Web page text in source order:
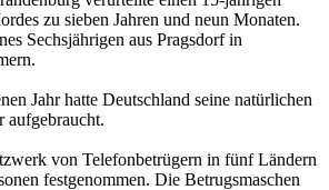
zu sieben Jahren und neun Monaten.
Sechsjährigen aus Pragsdorf in
Jahr hatte Deutschland seine natürlichen
aufgebraucht.
von Telefonbetrügern in fünf Ländern
festgenommen. Die Betrugsmaschen